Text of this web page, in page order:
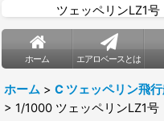
ツェッペリンLZ1
ホーム エアロベースとは
ホーム > C ツェッペリン飛
> 1/1000 ツェッペリンLZ1号